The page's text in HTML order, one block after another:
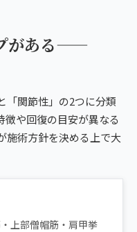
がある——
「関節性」の2つに分類
徴や回復の目安が異なる
施術方針を決める上で大
上部僧帽筋・肩甲挙